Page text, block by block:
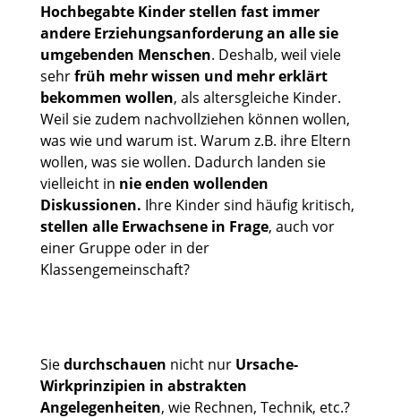
Hochbegabte Kinder stellen fast immer
andere Erziehungsanforderung an alle sie
umgebenden Menschen. Deshalb, weil viele
sehrfrüh mehr wissen und mehr erklärt
bekommen wollen, als altersgleiche Kinder.
Weil sie zudem nachvollziehen können wollen,
was wie und warum ist. Warum z.B. ihre Eltern
wollen, was sie wollen. Dadurch landen sie
vielleicht in nie enden wollenden
Diskussionen. Ihre Kinder sind häufig kritisch,
stellen alle Erwachsene in Frage, auch vor
einer Gruppe oder in der
Klassengemeinschaft?
Siedurchschauen nicht nur Ursache-
Wirkprinzipien in abstrakten
Angelegenheiten, wie Rechnen, Technik, etc.?